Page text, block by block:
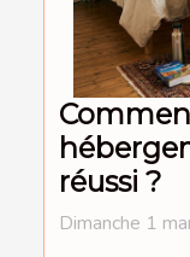
réussi ?
Dimanche 1